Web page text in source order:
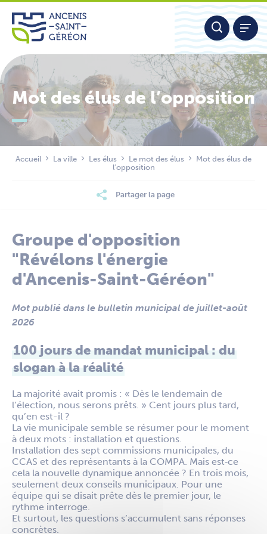
Aller
contenu
Nous contacter
Mot des élus de l’opposition
Accueil La ville Les élus Le mot des élus
Mot des élus de
l’opposition
Partager la page
Groupe d'opposition
"Révélons l'énergie
d'Ancenis-Saint-Géréon"
Mot publié dans le bulletin municipal de juillet-août
2026
100 jours de mandat municipal : du
slogan à la réalité
La majorité avait promis : « Dès le lendemain de
l’élection, nous serons prêts. » Cent jours plus tard,
qu’en est-il ?
La vie municipale semble se résumer pour le moment
à deux mots : installation et questions.
Installation des sept commissions municipales, du
CCAS et des représentants à la COMPA. Mais est‑ce
cela la nouvelle dynamique annoncée ? En trois mois,
seulement deux conseils municipaux. Pour une
équipe qui se disait prête dès le premier jour, le
rythme interroge.
Et surtout, les questions s’accumulent sans réponses
concrètes.
Panneau de gestion des cookies